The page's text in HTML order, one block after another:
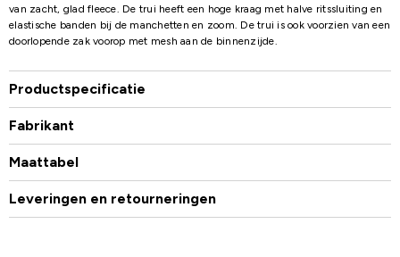
van zacht, glad fleece. De trui heeft een hoge kraag met halve ritssluiting en
elastische banden bij de manchetten en zoom. De trui is ook voorzien van een
doorlopende zak voorop met mesh aan de binnenzijde.
Productspecificatie
Fabrikant
Maattabel
Leveringen en retourneringen